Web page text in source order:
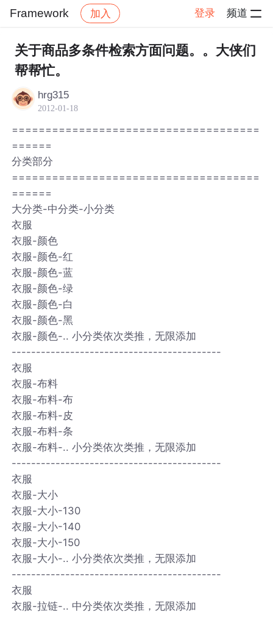
Framework 加入 登录 频道
社区 Framework 帖子详情
关于商品多条件检索方面问题。。大侠们
帮帮忙。
hrg315
2012-01-18
=====================================
======
分类部分
=====================================
======
大分类-中分类-小分类
衣服
衣服-颜色
衣服-颜色-红
衣服-颜色-蓝
衣服-颜色-绿
衣服-颜色-白
衣服-颜色-黑
衣服-颜色-.. 小分类依次类推，无限添加
-------------------------------------------
衣服
衣服-布料
衣服-布料-布
衣服-布料-皮
衣服-布料-条
衣服-布料-.. 小分类依次类推，无限添加
-------------------------------------------
衣服
衣服-大小
衣服-大小-130
衣服-大小-140
衣服-大小-150
衣服-大小-.. 小分类依次类推，无限添加
-------------------------------------------
衣服
衣服-拉链-.. 中分类依次类推，无限添加